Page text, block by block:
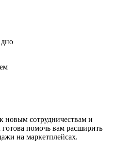
новым сотрудничествам и
помочь вам расширить
на маркетплейсах.